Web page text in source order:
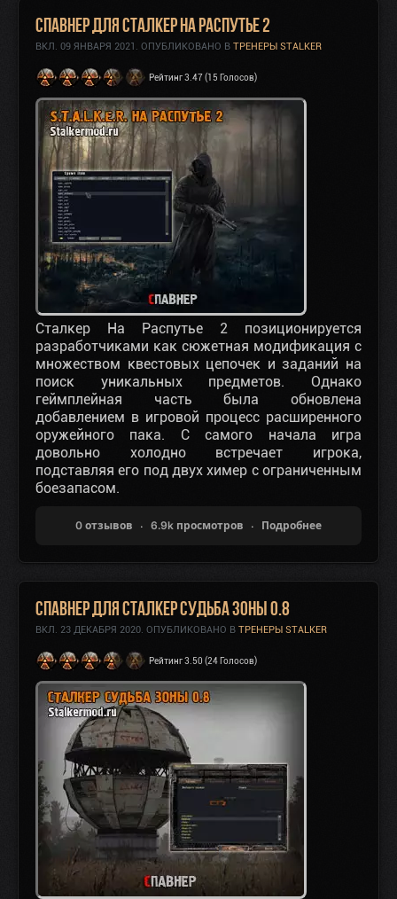
Спавнер для Сталкер На Распутье 2
ВКЛ. 09 ЯНВАРЯ 2021 . ОПУБЛИКОВАНО В ТРЕНЕРЫ STALKER
Рейтинг 3.47 (15 Голосов)
Сталкер На Распутье 2 позиционируется
разработчиками как сюжетная модификация с
множеством квестовых цепочек и заданий на
поиск уникальных предметов. Однако
геймплейная часть была обновлена
добавлением в игровой процесс расширенного
оружейного пака. С самого начала игра
довольно холодно встречает игрока,
подставляя его под двух химер с ограниченным
боезапасом.
0 отзывов 6.9k просмотров Подробнее
Спавнер для Сталкер Судьба Зоны 0.8
ВКЛ. 23 ДЕКАБРЯ 2020. ОПУБЛИКОВАНО В ТРЕНЕРЫ STALKER
Рейтинг 3.50 (24 Голосов)